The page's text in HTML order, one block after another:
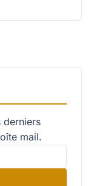
derniers
mail.